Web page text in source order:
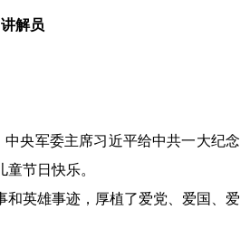
解员
央军委主席习近平给中共一大纪念
节日快乐。
英雄事迹，厚植了爱党、爱国、爱